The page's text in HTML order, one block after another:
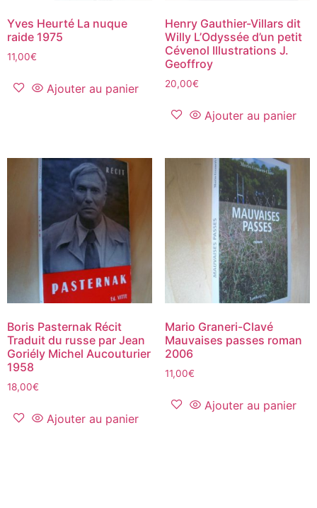
Yves Heurté La nuque
raide 1975
11,00€
Ajouter au panier
Henry Gauthier-Villars dit
Willy L’Odyssée d’un petit
Cévenol Illustrations J.
Geoffroy
20,00€
Ajouter au panier
Boris Pasternak Récit
Traduit du russe par Jean
Goriély Michel Aucouturier
1958
18,00€
Ajouter au panier
Mario Graneri-Clavé
Mauvaises passes roman
2006
11,00€
Ajouter au panier